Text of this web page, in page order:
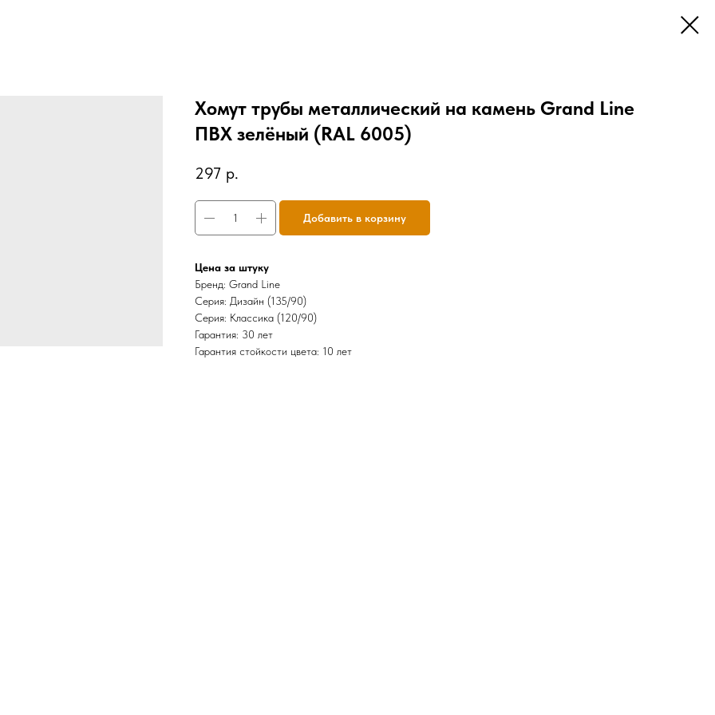
Хомут трубы металлический на камень Grand Line
ПВХ зелёный (RAL 6005)
297 р.
Добавить в корзину
Цена за штуку
Бренд: Grand Line
Серия: Дизайн (135/90)
Серия: Классика (120/90)
Гарантия: 30 лет
Гарантия стойкости цвета: 10 лет